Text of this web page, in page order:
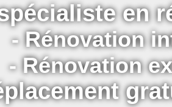
en
- Rénovation
- Rénovation